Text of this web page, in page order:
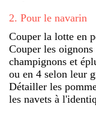
2. Pour le navarin
Couper la lotte en
Couper les
champignons et
ou en 4 selon leur
Détailler les
les navets à